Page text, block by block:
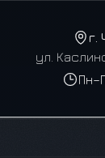
г.
ул.